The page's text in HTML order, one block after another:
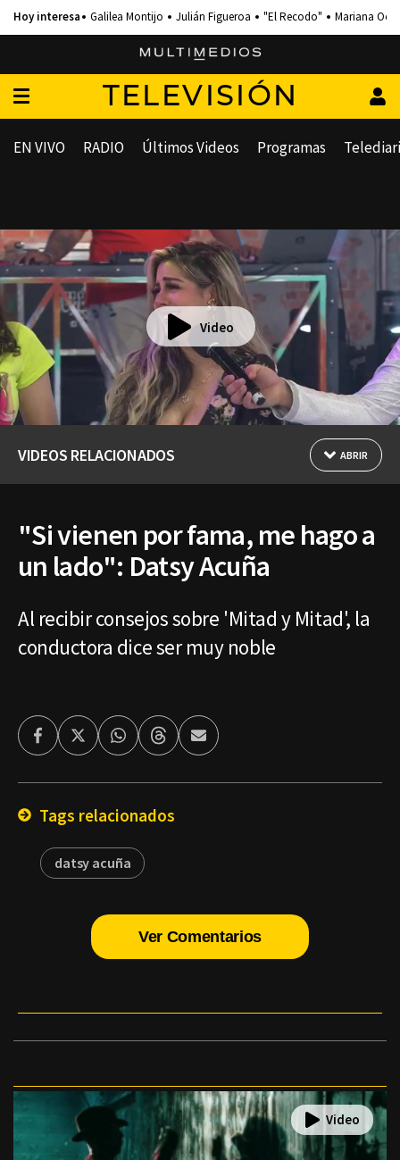
Galilea Montijo Julián Figueroa "El Recodo" Mariana
TELEVISIÓN
EN VIVO RADIO Últimos Videos Programas
Video
VIDEOS RELACIONADOS ABRIR
"Si vienen por fama, me hago a
un lado": Datsy Acuña
Al recibir consejos sobre 'Mitad y Mitad', la
conductora dice ser muy noble
FacebookTwitterWhatsappThreadsEnviar
por
Tags relacionados
datsy acuña
Ver Comentarios